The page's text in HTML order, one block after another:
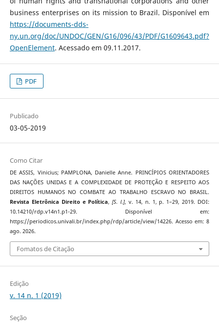
business enterprises on its mission to Brazil. Disponível em
https://documents-dds-
ny.un.org/doc/UNDOC/GEN/G16/096/43/PDF/G1609643.pdf?
OpenElement. Acessado em 09.11.2017.
PDF
Publicado
03-05-2019
Como Citar
DE ASSIS, Vinicius; PAMPLONA, Danielle Anne. PRINCÍPIOS ORIENTADORES
DAS NAÇÕES UNIDAS E A COMPLEXIDADE DE PROTEÇÃO E RESPEITO AOS
DIREITOS HUMANOS NO COMBATE AO TRABALHO ESCRAVO NO BRASIL.
Revista Eletrônica Direito e Política,[S. l.], v. 14, n. 1, p. 1–29, 2019. DOI:
10.14210/rdp.v14n1.p1-29. Disponível em:
https://periodicos.univali.br/index.php/rdp/article/view/14226. Acesso em: 8
ago. 2026.
Fomatos de Citação
Edição
v. 14 n. 1 (2019)
Seção